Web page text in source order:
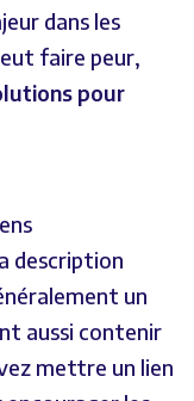
dans les
faire peur,
pour
description
un
aussi contenir
mettre un lien